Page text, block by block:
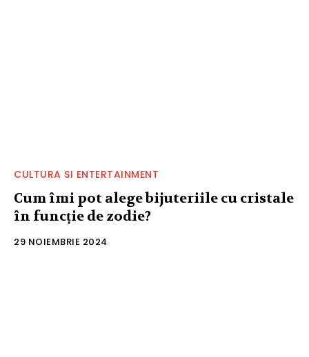
CULTURA SI ENTERTAINMENT
Cum îmi pot alege bijuteriile cu cristale
în funcție de zodie?
29 NOIEMBRIE 2024